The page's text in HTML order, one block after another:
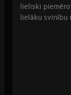
lieliski
lielāku svinību